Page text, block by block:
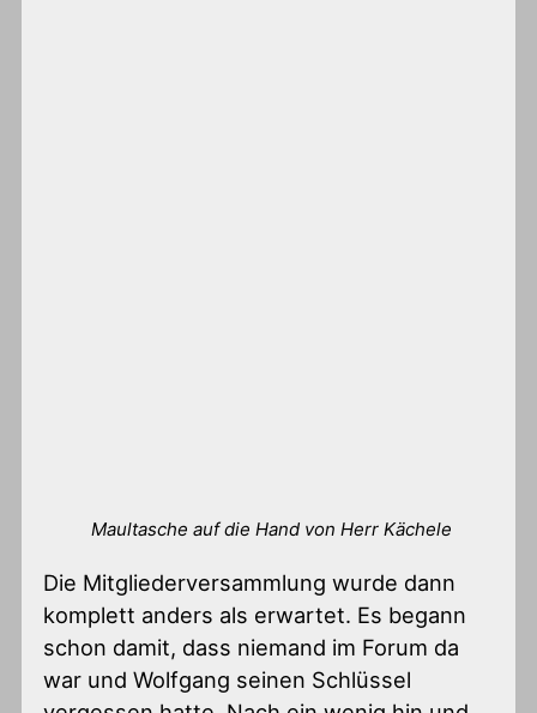
Maultasche auf die Hand von Herr Kächele
Die Mitgliederversammlung wurde dann
komplett anders als erwartet. Es begann
schon damit, dass niemand im Forum da
war und Wolfgang seinen Schlüssel